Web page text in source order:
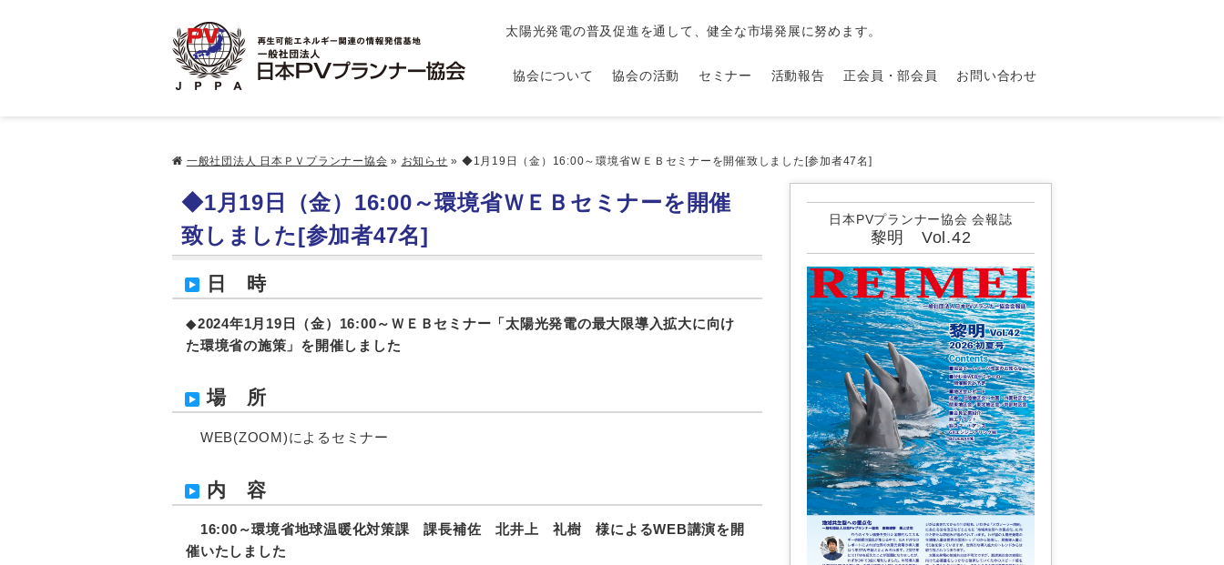
太陽光発電の普及促進を通して、健全な市場発展に努めます。
協会について 協会の活動 セミナー 活動報告 正会員・部会員 お問い合わせ
一般社団法人 日本ＰＶプランナー協会 » お知らせ » ◆1月19日（金）16:00～環境省ＷＥＢセミナーを開催致しました[参加者47名]
◆1月19日（金）16:00～環境省ＷＥＢセミナーを開催
致しました[参加者47名]
日 時
◆2024年1月19日（金）16:00～ＷＥＢセミナー「太陽光発電の最大限導入拡大に向け
た環境省の施策 」を開催しました
場 所
WEB(ZOOM)によるセミナー
内 容
16:00 ～環境省地球温暖化対策課 課長補佐 北井上 礼樹 様によるWEB講演を開
催いたしました
日本PVプランナー協会 会報誌
黎明 Vol.42